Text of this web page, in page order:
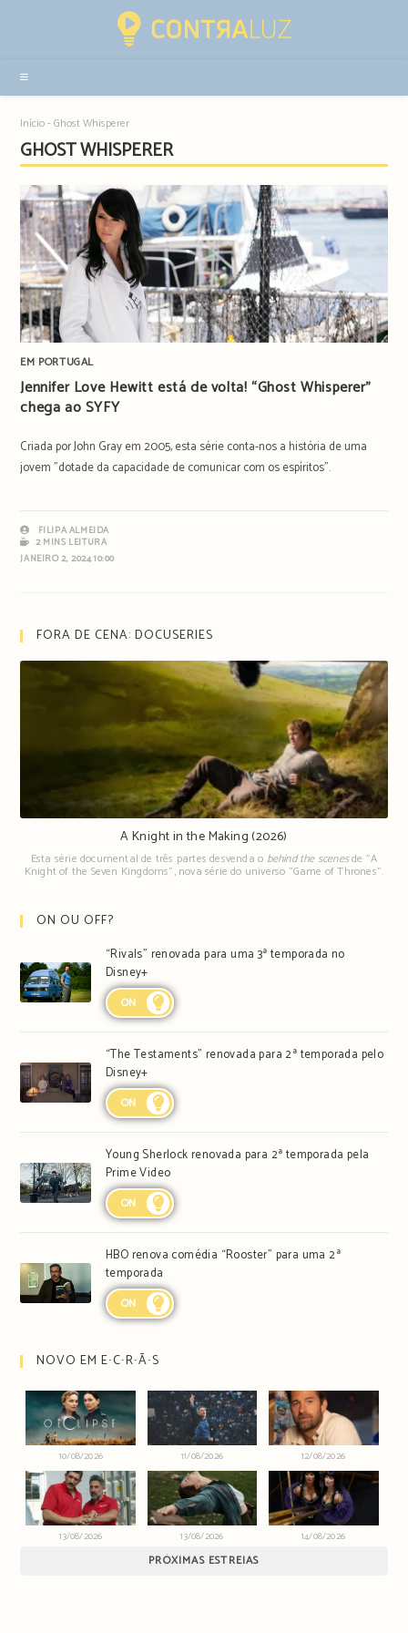
sidebar
Início-Ghost Whisperer
GHOST WHISPERER
EM PORTUGAL
Jennifer Love Hewitt está de volta! “Ghost Whisperer”
chega ao SYFY
Criada por John Gray em 2005, esta série conta-nos a história de uma
jovem "dotade da capacidade de comunicar com os espíritos".
FILIPA ALMEIDA
2 MINS LEITURA
JANEIRO 2, 2024 10:00
FORA DE CENA: DOCUSERIES
A Knight in the Making (2026)
Esta série documental de três partes desvenda o behind the scenesde "A
Knight of the Seven Kingdoms", nova série do universo "Game of Thrones".
ON OU OFF?
“Rivals” renovada para uma 3ª temporada no
Disney+
ON
“The Testaments” renovada para 2ª temporada pelo
Disney+
ON
Young Sherlock renovada para 2ª temporada pela
Prime Video
ON
HBO renova comédia “Rooster” para uma 2ª
temporada
ON
NOVO EM E∙C∙R∙Ã∙S
10/08/2026 11/08/2026 12/08/2026
13/08/2026 13/08/2026 14/08/2026
PRÓXIMAS ESTREIAS